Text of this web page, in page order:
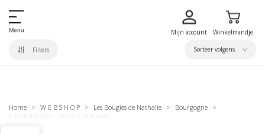
Menu Mijn account Winkelmandje
Filters Sorteer volgens
Home W E B S H O P Les Bougies de Nathalie
Bourgogne
L'Eveil des Sens - Francis Lechauve